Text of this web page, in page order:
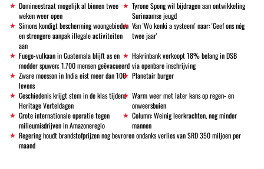
Domineestraat mogelijk al binnen twee
weken weer open
Tyrone Spong wil bijdragen aan ontwikkeling
Surinaamse jeugd
Simons kondigt bescherming woongebieden
en strengere aanpak illegale activiteiten
aan
Van 'Wo kenki a systeem' naar: 'Geef ons nóg
twee jaar'
Fuego-vulkaan in Guatemala blijft as en
modder spuwen; 1.700 mensen geëvacueerd
Hakrinbank verkoopt 18% belang in DSB
via openbare inschrijving
Zware moesson in India eist meer dan 100
levens
Planetair burger
Geschiedenis krijgt stem in de klas tijdens
Heritage Verteldagen
Warm weer met later kans op regen- en
onweersbuien
Grote internationale operatie tegen
milieumisdrijven in Amazoneregio
Column: Weinig leerkrachten, nog minder
mannen
Regering houdt brandstofprijzen nog bevroren ondanks verlies van SRD 350 miljoen per
maand